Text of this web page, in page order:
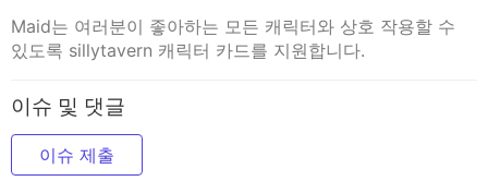
Maid는 여러분이 좋아하는 모든 캐릭터와 상호 작용할 수
있도록 sillytavern 캐릭터 카드를 지원합니다.
이슈 및 댓글
이슈 제출